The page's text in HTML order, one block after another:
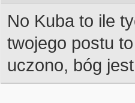
No Kuba to ile
twojego postu
uczono, bóg